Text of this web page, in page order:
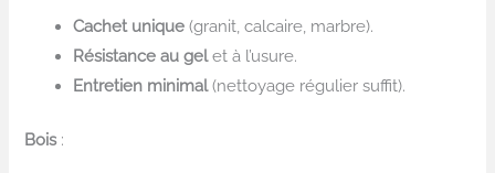
Cachet unique (granit, calcaire, marbre).
Résistance au gelet à l’usure.
Entretien minimal(nettoyage régulier suffit).
Bois: